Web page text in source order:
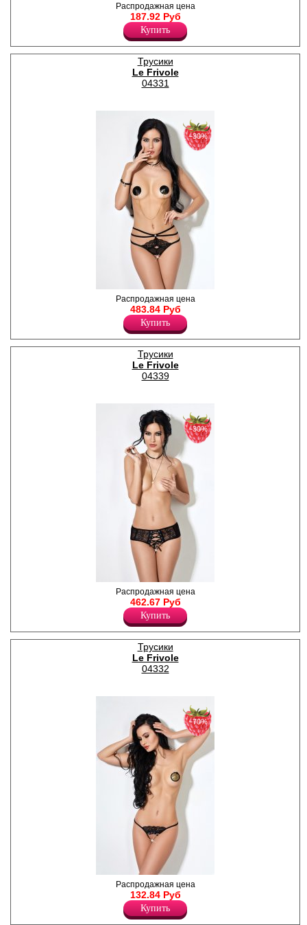
Кружевные трусики с
доступом, декоративный
пояс из бретелей, открытый
доступ.
Полиамид 86%
Спандекс 14%
Распродажная цена
187.92 Руб
Купить
Трусики
Le Frivole
04331
Экстравагантные трусики с
открытым доступом,
кружевной вставкой и
декоративным поясом из
переплетённых лент.
Лайкра 16%
Полиамид 84%
−30%
Распродажная цена
483.84 Руб
Купить
Трусики
Le Frivole
04339
Искушающие трусики с
открытым доступом,
кружевными вставками и
декоративной шнуровкой
спереди.
Лайкра 16%
Полиамид 84%
−30%
Распродажная цена
462.67 Руб
Купить
Трусики
Le Frivole
04332
Дерзкие трусики из кружева
с открытым доступом и
атласным бантиком.
Лайкра 24%
Полиамид 76%
−70%
Распродажная цена
132.84 Руб
Купить